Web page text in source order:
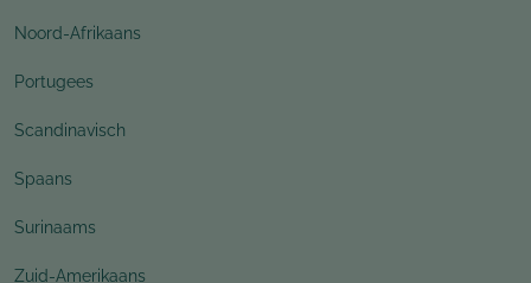
Noord-Afrikaans
Portugees
Scandinavisch
Spaans
Surinaams
Zuid-Amerikaans